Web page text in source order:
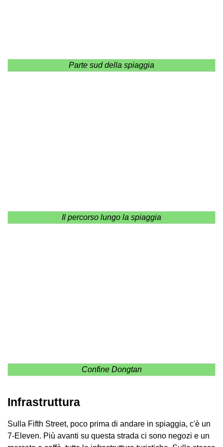
Parte sud della spiaggia
Il percorso lungo la spiaggia
Confine Dongtan
Infrastruttura
Sulla Fifth Street, poco prima di andare in spiaggia, c'è un
7-Eleven. Più avanti su questa strada ci sono negozi e un